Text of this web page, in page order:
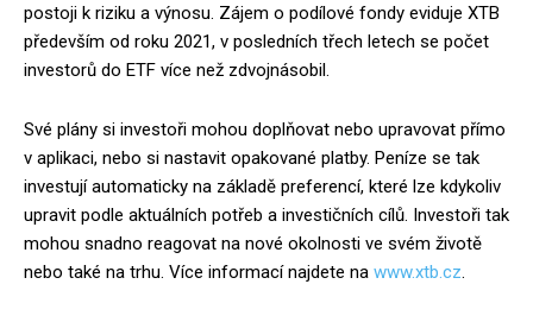
postoji k riziku a výnosu. Zájem o podílové fondy eviduje XTB
především od roku 2021, v posledních třech letech se počet
investorů do ETF více než zdvojnásobil.
Své plány si investoři mohou doplňovat nebo upravovat přímo
v aplikaci, nebo si nastavit opakované platby. Peníze se tak
investují automaticky na základě preferencí, které lze kdykoliv
upravit podle aktuálních potřeb a investičních cílů. Investoři tak
mohou snadno reagovat na nové okolnosti ve svém životě
nebo také na trhu. Více informací najdete na www.xtb.cz.